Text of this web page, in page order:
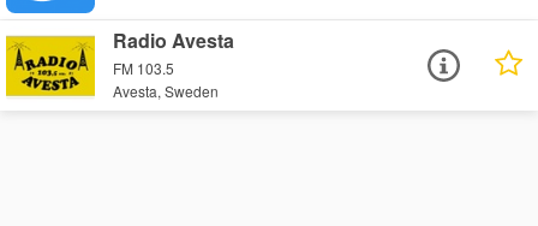
Radio Avesta
FM 103.5
Avesta, Sweden